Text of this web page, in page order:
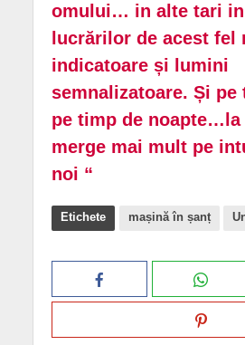
omului… in alte tari in
lucrărilor de acest fel
indicatoare și lumini
semnalizatoare. Și pe
pe timp de noapte…la
merge mai mult pe
noi “
Etichete mașină în șanț